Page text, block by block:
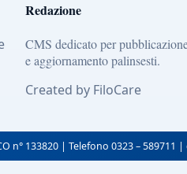
Redazione
CMS dedicato per
e aggiornamento palinsesti.
Created by FiloCare
n° 133820 | Telefono 0323 – 589711